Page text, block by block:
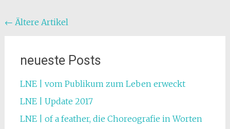
Beitragsnavigation
← Ältere Artikel
neueste Posts
LNE | vom Publikum zum Leben erweckt
LNE | Update 2017
LNE | of a feather, die Choreografie in Worten